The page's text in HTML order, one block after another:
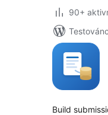
90+
Build